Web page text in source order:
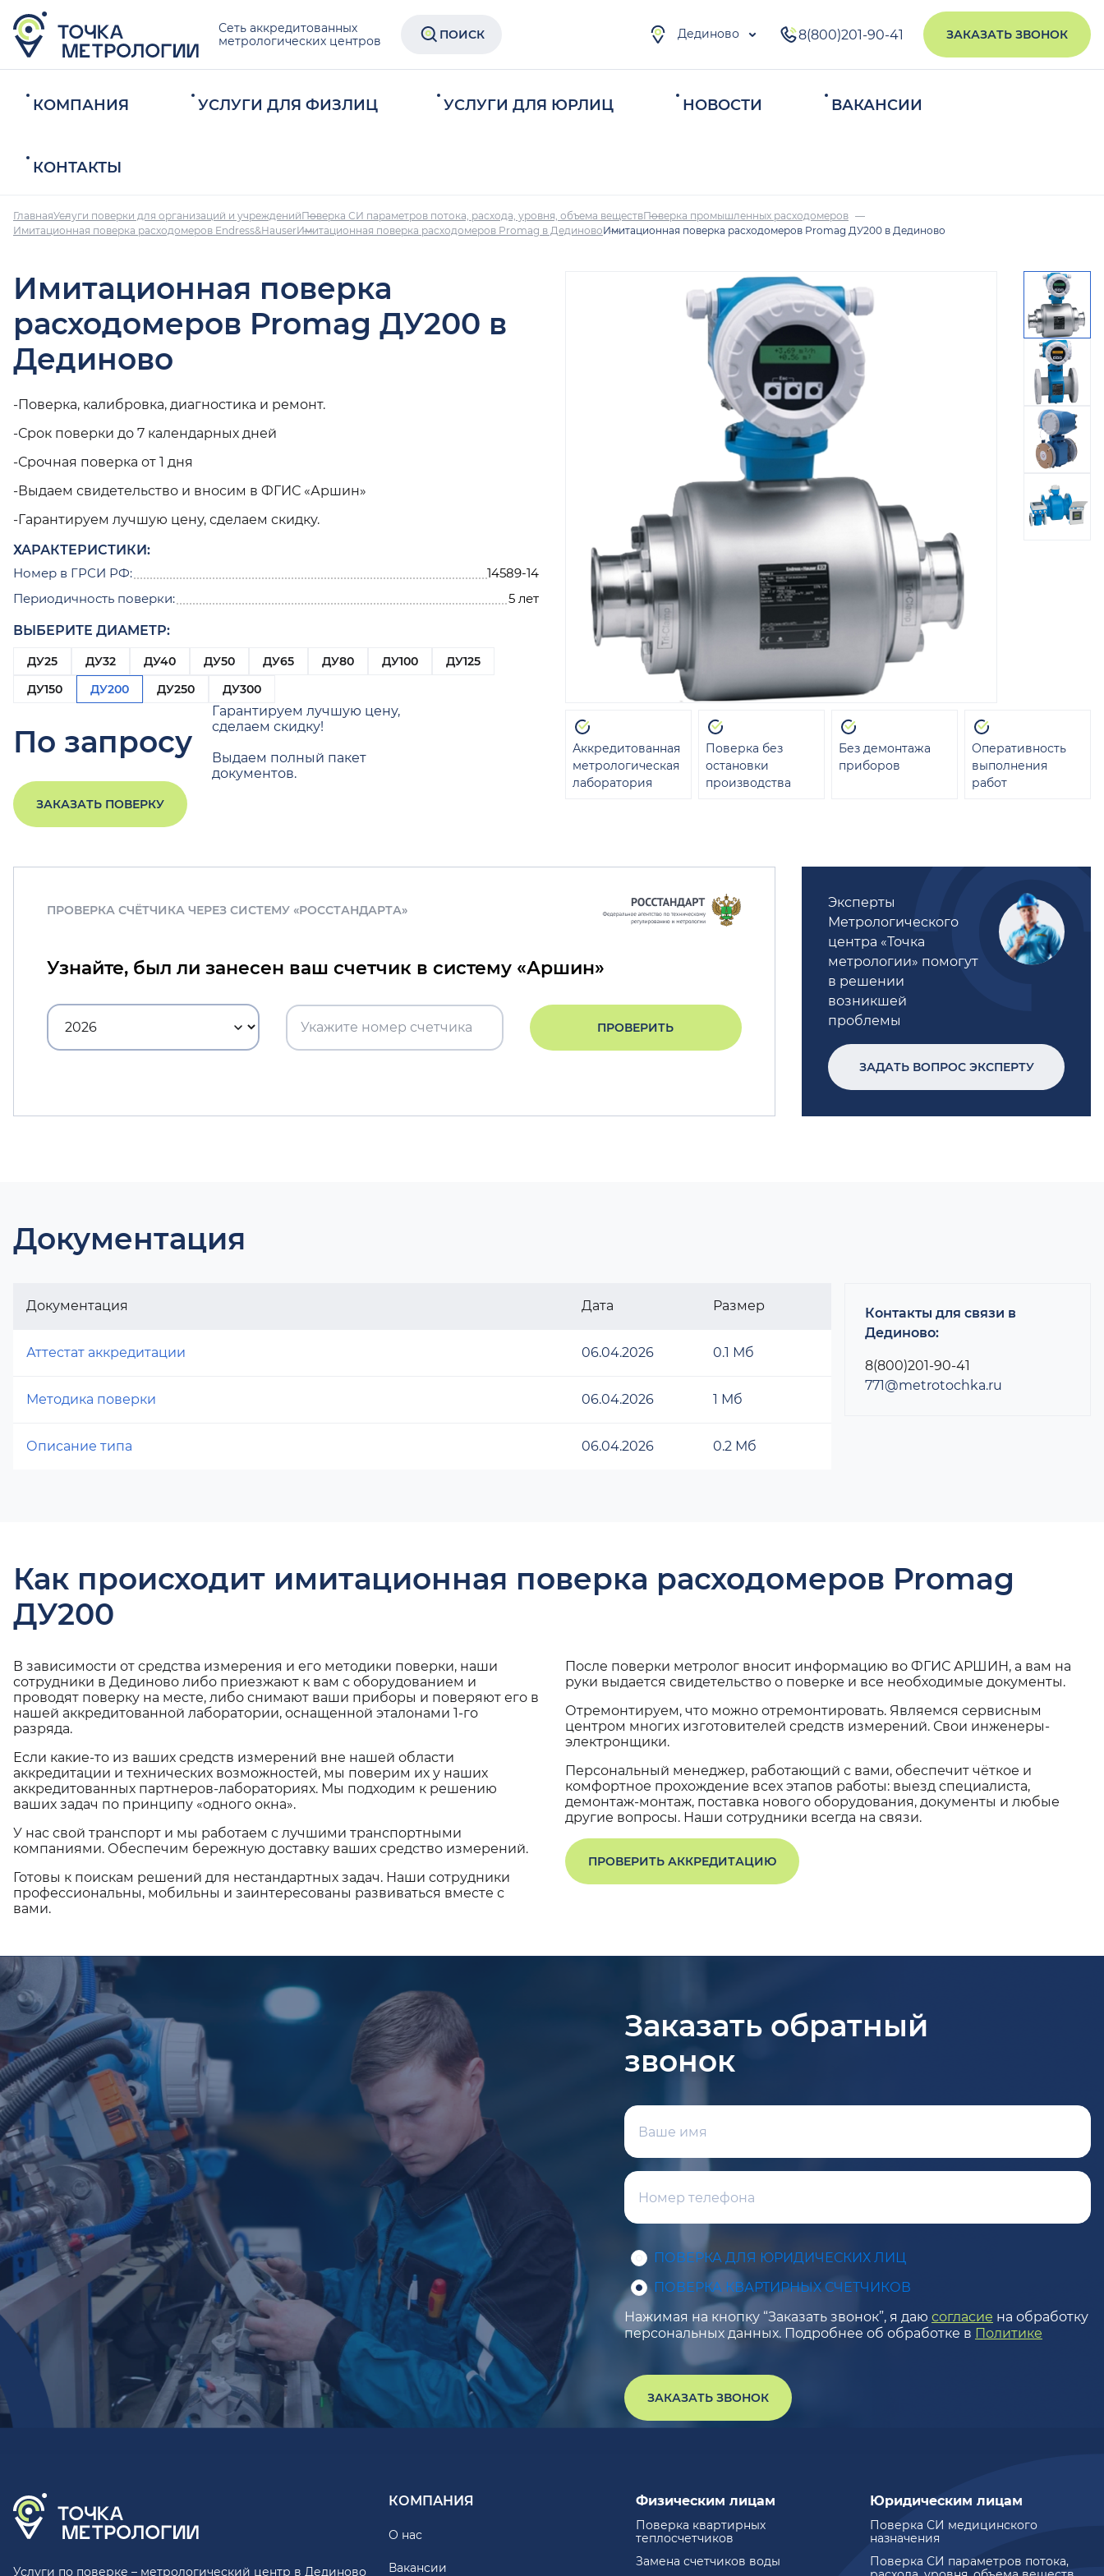
Сеть аккредитованных
метрологических центров
ПОИСК Дединово 8(800)201-90-41 ЗАКАЗАТЬ ЗВОНОК
КОМПАНИЯ УСЛУГИ ДЛЯ ФИЗЛИЦ УСЛУГИ ДЛЯ ЮРЛИЦ НОВОСТИ ВАКАНСИИ
КОНТАКТЫ
ГлавнаяУслуги поверки для организаций и учрежденийПоверка СИ параметров потока, расхода, уровня, объема веществПоверка промышленных расходомеров
Имитационная поверка расходомеров Endress&HauserИмитационная поверка расходомеров Promag в ДединовоИмитационная поверка расходомеров Promag ДУ200 в Дединово
Имитационная поверка
расходомеров Promag ДУ200 в
Дединово
-Поверка, калибровка, диагностика и ремонт.
-Срок поверки до 7 календарных дней
-Срочная поверка от 1 дня
-Выдаем свидетельство и вносим в ФГИС «Аршин»
-Гарантируем лучшую цену, сделаем скидку.
ХАРАКТЕРИСТИКИ:
Номер в ГРСИ РФ:
14589-14
Периодичность поверки:
5 лет
ВЫБЕРИТЕ ДИАМЕТР:
ДУ25 ДУ32 ДУ40 ДУ50 ДУ65 ДУ80 ДУ100
ДУ125
ДУ150
ДУ200 ДУ250 ДУ300
По запросу
Гарантируем лучшую цену,
сделаем скидку!
Выдаем полный пакет
документов.
ЗАКАЗАТЬ ПОВЕРКУ
Аккредитованная
метрологическая
лаборатория
Поверка без
остановки
производства
Без демонтажа
приборов
Оперативность
выполнения
работ
ПРОВЕРКА СЧЁТЧИКА ЧЕРЕЗ СИСТЕМУ «РОССТАНДАРТА»
Узнайте, был ли занесен ваш счетчик в систему «Аршин»
ПРОВЕРИТЬ
Эксперты
Метрологического
центра «Точка
метрологии» помогут
в решении
возникшей
проблемы
ЗАДАТЬ ВОПРОС ЭКСПЕРТУ
Документация
Документация Дата Размер
Аттестат аккредитации 06.04.2026 0.1 Мб
Методика поверки 06.04.2026 1 Мб
Описание типа 06.04.2026 0.2 Мб
Контакты для связи в
Дединово:
8(800)201-90-41
771@metrotochka.ru
Как происходит имитационная поверка расходомеров Promag
ДУ200
В зависимости от средства измерения и его методики поверки, наши
сотрудники в Дединово либо приезжают к вам с оборудованием и
проводят поверку на месте, либо снимают ваши приборы и поверяют его в
нашей аккредитованной лаборатории, оснащенной эталонами 1-го
разряда.
Если какие-то из ваших средств измерений вне нашей области
аккредитации и технических возможностей, мы поверим их у наших
аккредитованных партнеров-лабораториях. Мы подходим к решению
ваших задач по принципу «одного окна».
У нас свой транспорт и мы работаем с лучшими транспортными
компаниями. Обеспечим бережную доставку ваших средство измерений.
Готовы к поискам решений для нестандартных задач. Наши сотрудники
профессиональны, мобильны и заинтересованы развиваться вместе с
вами.
После поверки метролог вносит информацию во ФГИС АРШИН, а вам на
руки выдается свидетельство о поверке и все необходимые документы.
Отремонтируем, что можно отремонтировать. Являемся сервисным
центром многих изготовителей средств измерений. Свои инженеры-
электронщики.
Персональный менеджер, работающий с вами, обеспечит чёткое и
комфортное прохождение всех этапов работы: выезд специалиста,
демонтаж-монтаж, поставка нового оборудования, документы и любые
другие вопросы. Наши сотрудники всегда на связи.
ПРОВЕРИТЬ АККРЕДИТАЦИЮ
Заказать обратный
звонок
ПОВЕРКА ДЛЯ ЮРИДИЧЕСКИХ ЛИЦ
ПОВЕРКА КВАРТИРНЫХ СЧЕТЧИКОВ
Нажимая на кнопку “Заказать звонок”, я даю согласие на обработку
персональных данных. Подробнее об обработке в Политике
ЗАКАЗАТЬ ЗВОНОК
Услуги по поверке – метрологический центр в Дединово
КОМПАНИЯ
О нас
Вакансии
Физическим лицам
Поверка квартирных
теплосчетчиков
Замена счетчиков воды
Юридическим лицам
Поверка СИ медицинского
назначения
Поверка СИ параметров потока,